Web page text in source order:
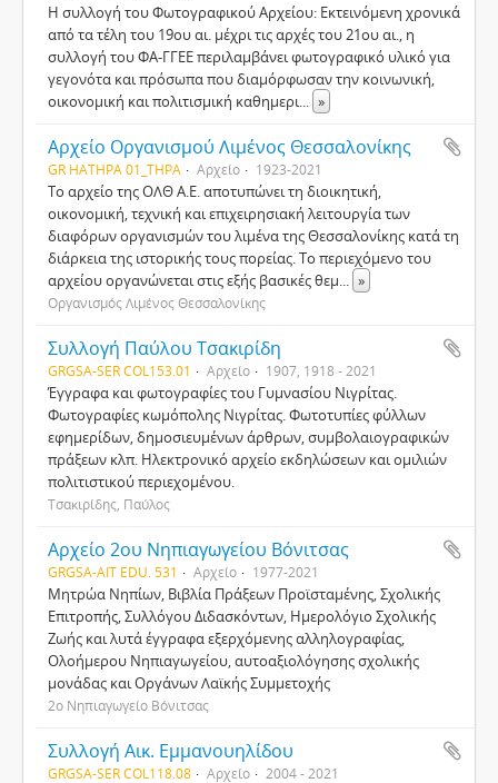
Η συλλογή του Φωτογραφικού Αρχείου: Εκτεινόμενη χρονικά
από τα τέλη του 19ου αι. μέχρι τις αρχές του 21ου αι., η
συλλογή του ΦΑ-ΓΓΕΕ περιλαμβάνει φωτογραφικό υλικό για
γεγονότα και πρόσωπα που διαμόρφωσαν την κοινωνική,
οικονομική και πολιτισμική καθημερι... »
Αρχείο Οργανισμού Λιμένος Θεσσαλονίκης
GR HATHPA 01_THPA Αρχείο 1923-2021
Το αρχείο της ΟΛΘ Α.Ε. αποτυπώνει τη διοικητική,
οικονομική, τεχνική και επιχειρησιακή λειτουργία των
διαφόρων οργανισμών του λιμένα της Θεσσαλονίκης κατά τη
διάρκεια της ιστορικής τους πορείας. Το περιεχόμενο του
αρχείου οργανώνεται στις εξής βασικές θεμ... »
Οργανισμός Λιμένος Θεσσαλονίκης
Συλλογή Παύλου Τσακιρίδη
GRGSA-SER COL153.01 Αρχείο 1907, 1918 - 2021
Έγγραφα και φωτογραφίες του Γυμνασίου Νιγρίτας.
Φωτογραφίες κωμόπολης Νιγρίτας. Φωτοτυπίες φύλλων
εφημερίδων, δημοσιευμένων άρθρων, συμβολαιογραφικών
πράξεων κλπ. Ηλεκτρονικό αρχείο εκδηλώσεων και ομιλιών
πολιτιστικού περιεχομένου.
Τσακιρίδης, Παύλος
Αρχείο 2ου Νηπιαγωγείου Βόνιτσας
GRGSA-AIT EDU. 531 Αρχείο 1977-2021
Μητρώα Νηπίων, Βιβλία Πράξεων Προϊσταμένης, Σχολικής
Επιτροπής, Συλλόγου Διδασκόντων, Ημερολόγιο Σχολικής
Ζωής και λυτά έγγραφα εξερχόμενης αλληλογραφίας,
Ολοήμερου Νηπιαγωγείου, αυτοαξιολόγησης σχολικής
μονάδας και Οργάνων Λαϊκής Συμμετοχής
2ο Νηπιαγωγείο Βόνιτσας
Συλλογή Αικ. Εμμανουηλίδου
GRGSA-SER COL118.08 Αρχείο
2004 - 2021